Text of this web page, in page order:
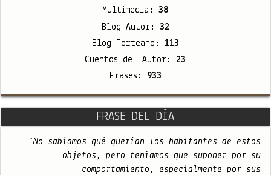
Multimedia:38
Blog Autor: 32
Blog Forteano: 113
Cuentos del Autor: 23
Frases: 933
FRASE DEL DÍA
"No sabíamos qué querían los habitantes de estos
objetos, pero teníamos que suponer por su
comportamiento, especialmente por sus